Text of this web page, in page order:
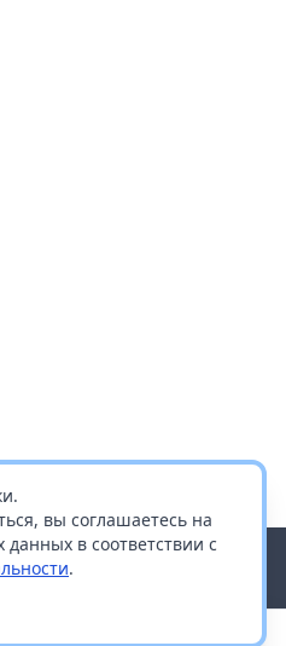
вы соглашаетесь на
в соответствии с
.